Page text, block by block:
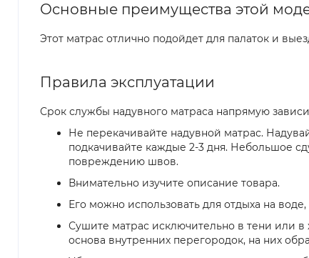
Основные преимущества этой
Этот матрас отлично подойдет для палаток и
Правила эксплуатации
Срок службы надувного матраса напрямую
Не перекачивайте надувной матрас.
подкачивайте каждые 2-3 дня. Небольшое
повреждению швов.
Внимательно изучите описание товара.
Его можно использовать для отдыха на
Сушите матрас исключительно в тени или
основа внутренних перегородок, на них